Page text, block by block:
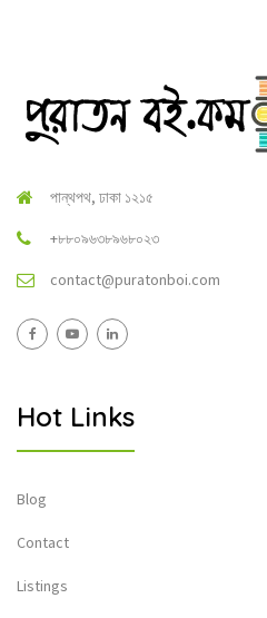
পান্থপথ, ঢাকা ১২১৫
+৮৮০৯৬৩৮৯৬৮০২৩
contact@puratonboi.com
Hot Links
Blog
Contact
Listings